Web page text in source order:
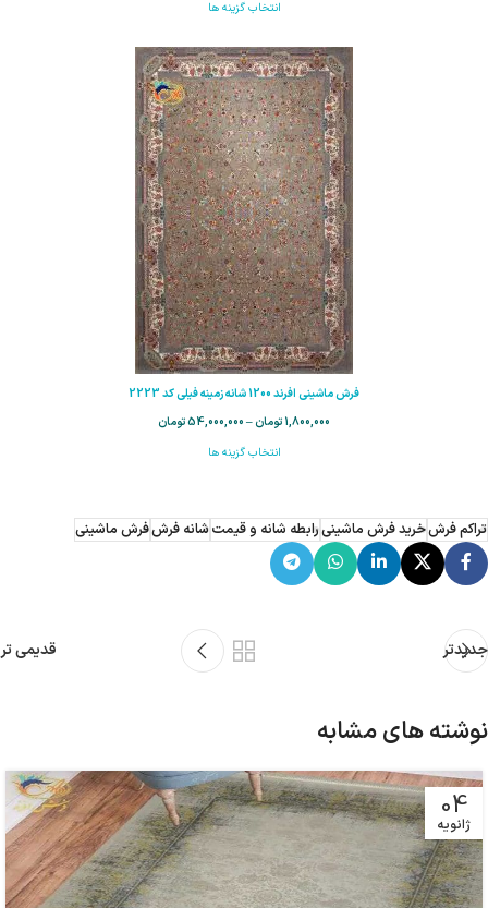
انتخاب گزینه ها
فرش ماشینی افرند 1200 شانه زمینه فیلی کد 2223
1,800,000تومان–
54,000,000تومان
انتخاب گزینه ها
تراکم فرشخرید فرش ماشینیرابطه شانه و قیمتشانه فرشفرش ماشینی
جدیدتر قدیمی تر
نوشته های مشابه
04
ژانویه